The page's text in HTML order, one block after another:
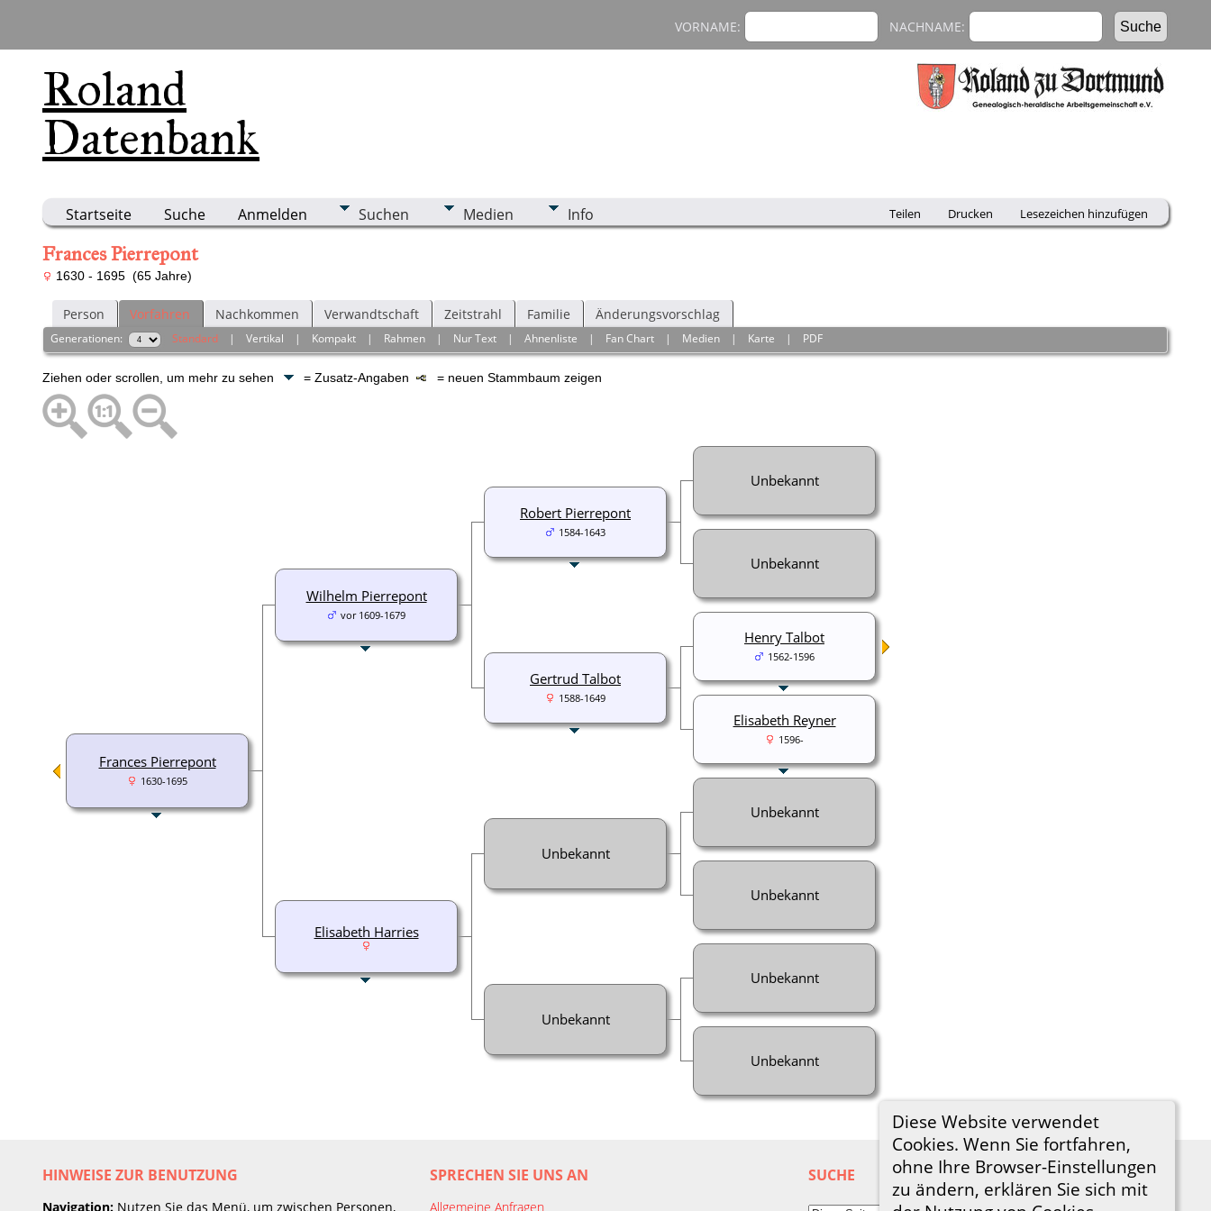
Roland
Datenbank
VORNAME: NACHNAME:
Startseite Suche Anmelden Suchen Medien Info Teilen Drucken Lesezeichen hinzufügen
Diese Website verwendet
Cookies. Wenn Sie fortfahren,
ohne Ihre Browser-Einstellungen
zu ändern, erklären Sie sich mit
Frances Pierrepont
1630 - 1695 (65 Jahre)
Person Vorfahren Nachkommen Verwandtschaft Zeitstrahl Familie Änderungsvorschlag
Generationen: Standard |Vertikal | Kompakt | Rahmen | Nur Text |Ahnenliste | Fan Chart | Medien | Karte | PDF
Ziehen oder scrollen, um mehr zu sehen = Zusatz-Angaben = neuen Stammbaum zeigen
Frances Pierrepont
1630-1695
Wilhelm Pierrepont
vor 1609-1679
Robert Pierrepont
1584-1643
Unbekannt
Unbekannt
Gertrud Talbot
1588-1649
Henry Talbot
1562-1596
Elisabeth Reyner
1596-
Elisabeth Harries
Unbekannt
Unbekannt
Unbekannt
Unbekannt
Unbekannt
Unbekannt
HINWEISE ZUR BENUTZUNG
Navigation: Nutzen Sie das Menü, um zwischen Personen,
SPRECHEN SIE UNS AN
Allgemeine Anfragen
SUCHE